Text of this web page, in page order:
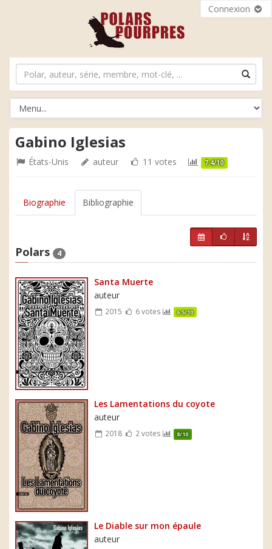
Connexion
Gabino Iglesias
États-Unis auteur 11 votes 7.4/10
Biographie Bibliographie
Polars 4
Santa Muerte
auteur
2015 6 votes 6.5/10
Les Lamentations du coyote
auteur
2018 2 votes 8/10
Le Diable sur mon épaule
auteur